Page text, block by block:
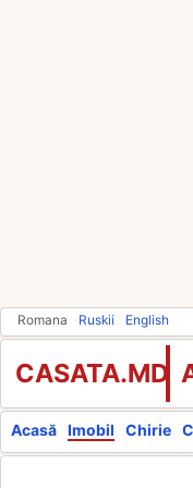
Romana Ruskii English
CASATA.MD
Acasă Imobil Chirie